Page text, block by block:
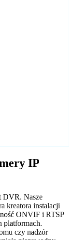
IP
DVR. Nasze
kreatora instalacji
ONVIF i RTSP
platformach.
czy nadzór